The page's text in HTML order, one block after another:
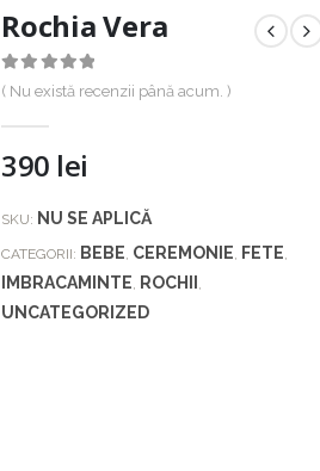
Rochia Vera
0out of 5
( Nu există recenzii până acum. )
390 lei
SKU: NU SE APLICĂ
CATEGORII: BEBE CEREMONIE FETE
IMBRACAMINTE ROCHII
UNCATEGORIZED